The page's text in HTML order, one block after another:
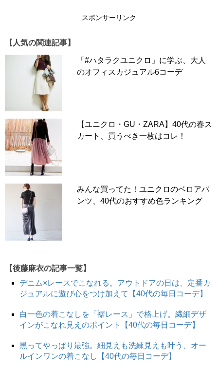
スポンサーリンク
【人気の関連記事】
「#ハタラクユニクロ」に学ぶ、大人
のオフィスカジュアル6コーデ
【ユニクロ・GU・ZARA】40代の春ス
カート、買うべき一枚はコレ！
みんな買ってた！ユニクロのベロアパ
ンツ、40代のおすすめ色ランキング
【後藤麻衣の記事一覧】
デニム×レースでこなれる。アウトドアの日は、定番カ
ジュアルに遊び心をつけ加えて【40代の毎日コーデ】
白一色の着こなしを「裾レース」で格上げ。繊細デザ
インがこなれ見えのポイント【40代の毎日コーデ】
黒ってやっぱり最強。細見えも洗練見えも叶う、オー
ルインワンの着こなし【40代の毎日コーデ】